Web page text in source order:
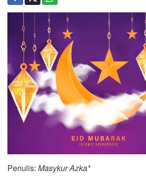
Penulis: Masykur Azka*